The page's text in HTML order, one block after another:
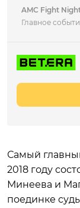
AMC Fight
Главное
Самый
2018 году
Минеева и
поединке